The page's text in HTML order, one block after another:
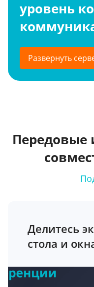
уровень
Развернуть
Передовые
Делитесь
стола и